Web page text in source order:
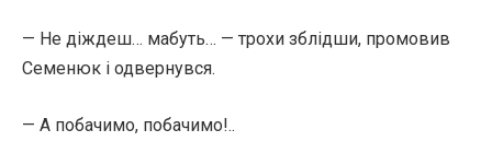
— Не діждеш… мабуть… — трохи зблідши, промовив
Семенюк і одвернувся.
— А побачимо, побачимо!..